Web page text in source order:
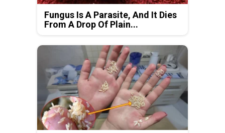
Fungus Is A Parasite, And It Dies
From A Drop Of Plain...